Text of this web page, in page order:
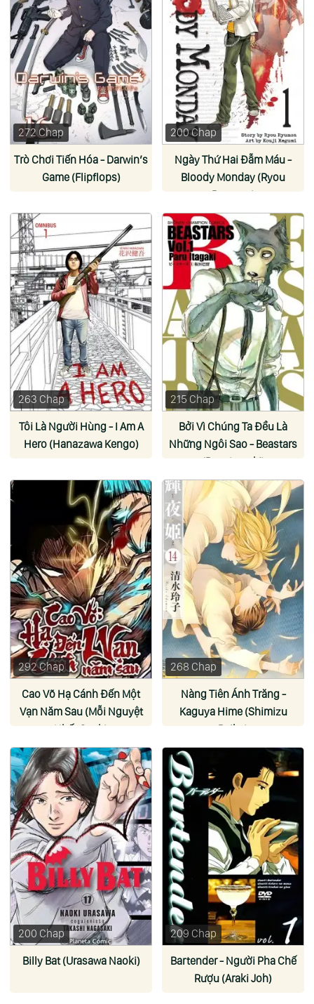
272 Chap
Trò Chơi Tiến Hóa - Darwin’s
Game (Flipflops)
200 Chap
Ngày Thứ Hai Đẫm Máu -
Bloody Monday (Ryou
Ryumon)
263 Chap
Tôi Là Người Hùng - I Am A
Hero (Hanazawa Kengo)
215 Chap
Bởi Vì Chúng Ta Đều Là
Những Ngôi Sao - Beastars
(Paru Itagaki)
292 Chap
Cao Võ Hạ Cánh Đến Một
Vạn Năm Sau (Mỗi Nguyệt
Nhất Canh)
268 Chap
Nàng Tiên Ánh Trăng -
Kaguya Hime (Shimizu
Reiko)
200 Chap
Billy Bat (Urasawa Naoki)
209 Chap
Bartender - Người Pha Chế
Rượu (Araki Joh)